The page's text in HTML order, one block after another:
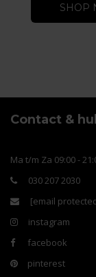
SHOP
Contact &
Ma t/m Za 09:00 -
030 207 2030
[email
instagram
facebook
pinterest